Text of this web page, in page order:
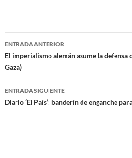
Navegación
de
entradas
ENTRADA ANTERIOR
El imperialismo alemán asume la defensa
Gaza)
ENTRADA SIGUIENTE
Diario ‘El País’: banderín de enganche